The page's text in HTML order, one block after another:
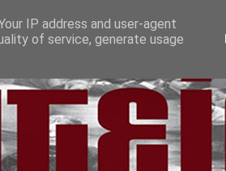
IP address and user-agent
of service, generate usage